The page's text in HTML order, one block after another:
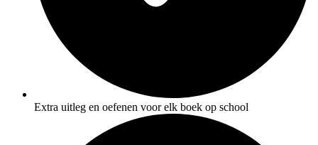
Extra uitleg en oefenen voor elk boek op school